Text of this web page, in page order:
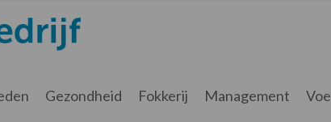
Gezondheid Fokkerij Management